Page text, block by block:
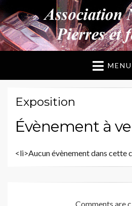
ANPF
Association Nantaise Pierres et
MENU
Exposition
Évènement à
<li>Aucun évènement dans cette
Comments are